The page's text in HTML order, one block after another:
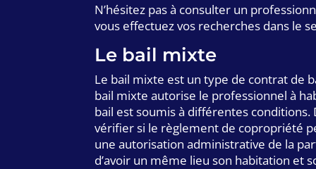
N’hésitez pas à consulter un
vous effectuez vos recherches dans le
Le bail mixte
Le bail mixte est un type de contrat de
bail mixte autorise le professionnel à
bail est soumis à différentes
vérifier si le règlement de copropriété
une autorisation administrative de la
d’avoir un même lieu son habitation et